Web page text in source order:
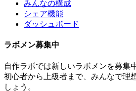
みんなの構成
シェア機能
ダッシュボード
ラボメン募集中
自作ラボでは新しいラボメンを募集
初心者から上級者まで、みんなで理
しょう。